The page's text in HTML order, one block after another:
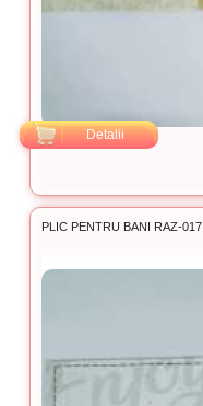
Detalii
PLIC PENTRU BANI RAZ-017